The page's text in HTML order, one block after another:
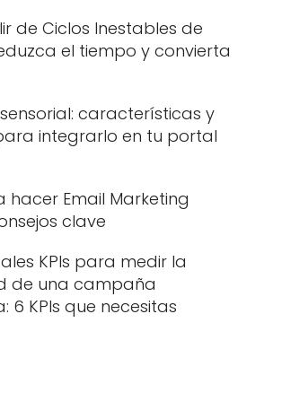
de Ciclos Inestables de
el tiempo y convierta
características y
integrarlo en tu portal
hacer Email Marketing
clave
KPIs para medir la
de una campaña
6 KPIs que necesitas